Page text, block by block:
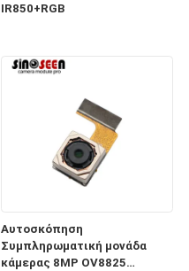
IR850+RGB
Αυτοσκόπηση
Συμπληρωματική μονάδα
κάμερας 8MP OV8825